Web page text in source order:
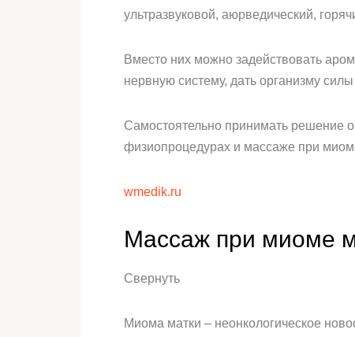
ультразвуковой, аюрведический,
Вместо них можно задействовать
нервную систему, дать организму
Самостоятельно принимать решение
физиопроцедурах и массаже при
wmedik.ru
Массаж при миоме
Свернуть
Миома матки – неонкологическое